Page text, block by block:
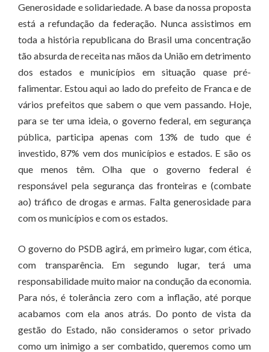
Generosidade e solidariedade. A base da nossa proposta
está a refundação da federação. Nunca assistimos em
toda a história republicana do Brasil uma concentração
tão absurda de receita nas mãos da União em detrimento
dos estados e municípios em situação quase pré-
falimentar. Estou aqui ao lado do prefeito de Franca e de
vários prefeitos que sabem o que vem passando. Hoje,
para se ter uma ideia, o governo federal, em segurança
pública, participa apenas com 13% de tudo que é
investido, 87% vem dos municípios e estados. E são os
que menos têm. Olha que o governo federal é
responsável pela segurança das fronteiras e (combate
ao) tráfico de drogas e armas. Falta generosidade para
com os municípios e com os estados.
O governo do PSDB agirá, em primeiro lugar, com ética,
com transparência. Em segundo lugar, terá uma
responsabilidade muito maior na condução da economia.
Para nós, é tolerância zero com a inflação, até porque
acabamos com ela anos atrás. Do ponto de vista da
gestão do Estado, não consideramos o setor privado
como um inimigo a ser combatido, queremos como um